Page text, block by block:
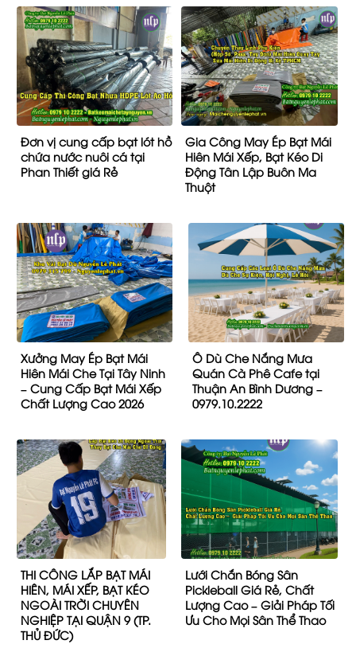
Đơn vị cung cấp bạt lót hồ
chứa nước nuôi cá tại
Phan Thiết giá Rẻ
Gia Công May Ép Bạt Mái
Hiên Mái Xếp, Bạt Kéo Di
Động Tân Lập Buôn Ma
Thuột
Xưởng May Ép Bạt Mái
Hiên Mái Che Tại Tây Ninh
– Cung Cấp Bạt Mái Xếp
Chất Lượng Cao 2026
Ô Dù Che Nắng Mưa
Quán Cà Phê Cafe tại
Thuận An Bình Dương –
0979.10.2222
THI CÔNG LẮP BẠT MÁI
HIÊN, MÁI XẾP, BẠT KÉO
NGOÀI TRỜI CHUYÊN
NGHIỆP TẠI QUẬN 9 (TP.
THỦ ĐỨC)
Lưới Chắn Bóng Sân
Pickleball Giá Rẻ, Chất
Lượng Cao – Giải Pháp Tối
Ưu Cho Mọi Sân Thể Thao